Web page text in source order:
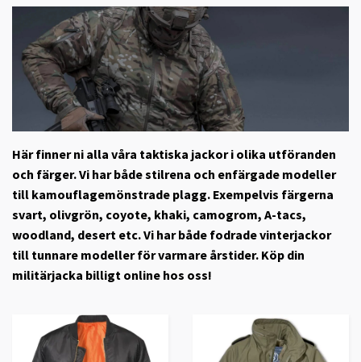
Här finner ni alla våra taktiska jackor i olika utföranden
och färger. Vi har både stilrena och enfärgade modeller
till kamouflagemönstrade plagg. Exempelvis färgerna
svart, olivgrön, coyote, khaki, camogrom, A-tacs,
woodland, desert etc. Vi har både fodrade vinterjackor
till tunnare modeller för varmare årstider. Köp din
militärjacka billigt online hos oss!